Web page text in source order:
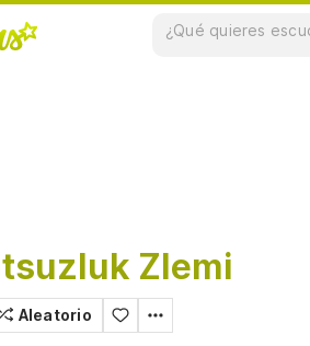
Zlemi
Aleatorio